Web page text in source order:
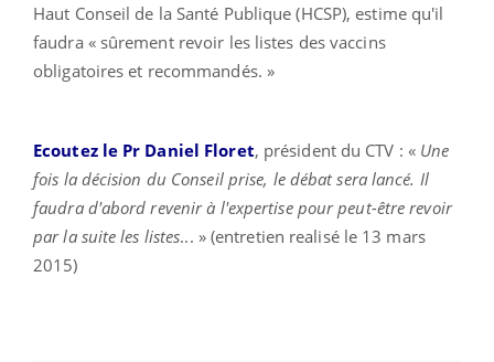
Haut Conseil de la Santé Publique (HCSP), estime qu'il
faudra « sûrement revoir les listes des vaccins
obligatoires et recommandés. »
Ecoutez le Pr Daniel Floret, président du CTV : « Une
fois la décision du Conseil prise, le débat sera lancé. Il
faudra d'abord revenir à l'expertise pour peut-être revoir
par la suite les listes... » (entretien realisé le 13 mars
2015)